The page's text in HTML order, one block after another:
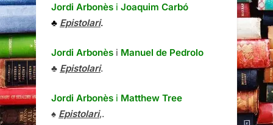
Jordi Arbonès i Joaquim Carbó
♣ Epistolari.
Jordi Arbonès i Manuel de Pedrolo
♣ Epistolari.
Jordi Arbonès i Matthew Tree
♠ Epistolari,.